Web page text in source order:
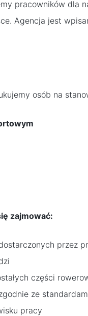
pracowników dla
Agencja jest
osób na
zajmować:
przez
części
ze
pracy